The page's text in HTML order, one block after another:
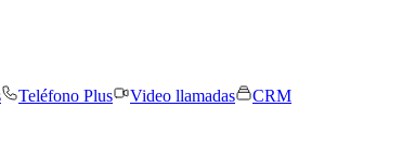
Teléfono Plus Video llamadas
CRM